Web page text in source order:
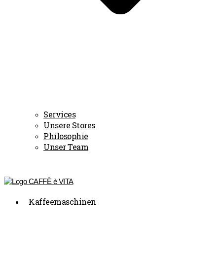
Services
Unsere Stores
Philosophie
Unser Team
Kaffeemaschinen